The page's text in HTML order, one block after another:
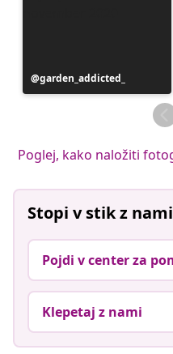
Objavo
je
garden_addicted_
Poglej, kako naložiti
Stopi v stik z
Pojdi v center za
Klepetaj z nami